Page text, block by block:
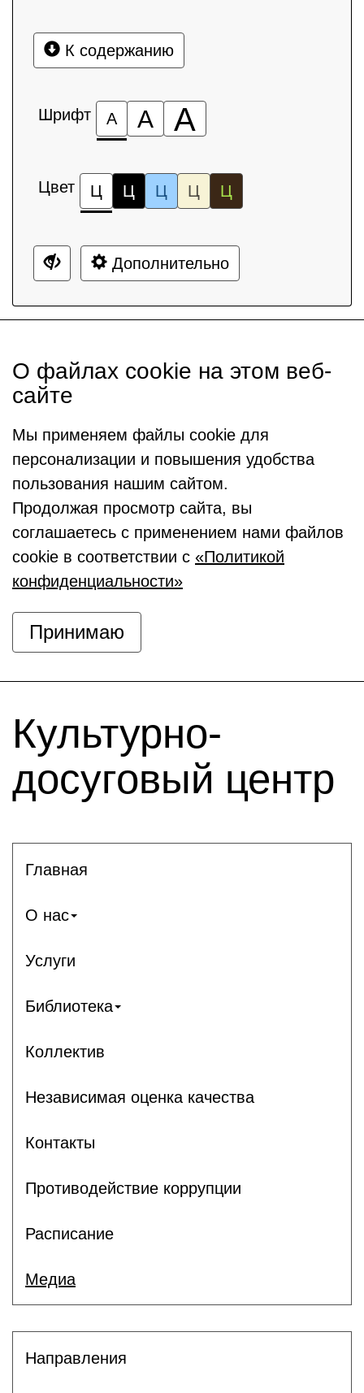
К содержанию
Шрифт А А А
Цвет Ц Ц Ц Ц Ц
Дополнительно
О файлах cookie на этом веб-
сайте
Мы применяем файлы cookie для
персонализации и повышения удобства
пользования нашим сайтом.
Продолжая просмотр сайта, вы
соглашаетесь с применением нами файлов
cookie в соответствии с «Политикой
конфиденциальности»
Принимаю
Культурно-
досуговый центр
Главная
О нас
Услуги
Библиотека
Коллектив
Независимая оценка качества
Контакты
Противодействие коррупции
Расписание
Медиа
Направления